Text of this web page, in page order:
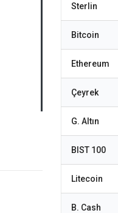
Sterlin
Bitcoin
Ethereum
Çeyrek
G. Altın
BIST 100
Litecoin
B. Cash